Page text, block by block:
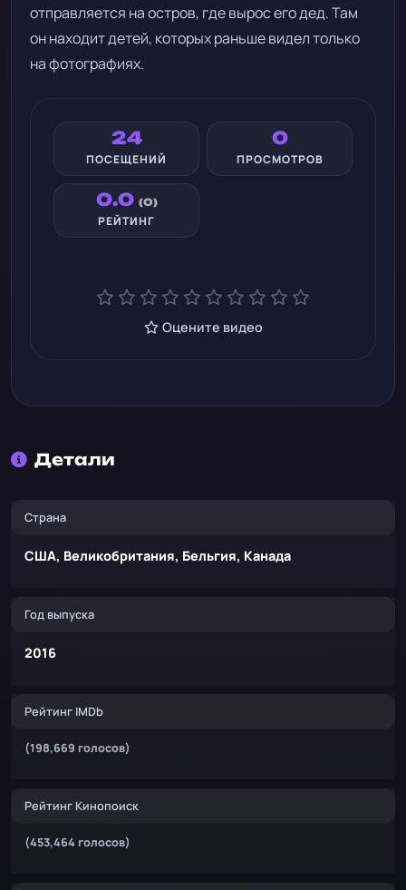
отправляется на остров, где вырос его дед. Там
он находит детей, которых раньше видел только
на фотографиях.
24
ПОСЕЩЕНИЙ
0
ПРОСМОТРОВ
0.0 (0)
РЕЙТИНГ
Оцените видео
Детали
Страна
США, Великобритания, Бельгия, Канада
Год выпуска
2016
Рейтинг IMDb
(198,669 голосов)
Рейтинг Кинопоиск
(453,464 голосов)